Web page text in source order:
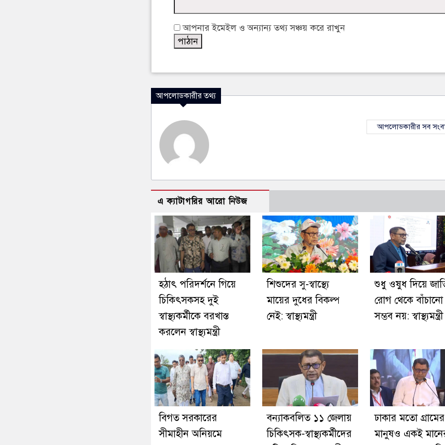
আপনার ইমেইল ও অন্যান্য তথ্য সঞ্চয় করে রাখুন
আপলোডকারীর তথ্য
আপলোডকারীর সব
এ ক্যাটাগরির আরো নিউজ
হঠাৎ পরিদর্শনে গিয়ে
চিকিৎসকসহ দুই
স্বাস্থ্যকর্মীকে বরখাস্ত
করলেন স্বাস্থ্যমন্ত্রী
শিশুদের সু-স্বাস্থ্যে
মায়ের দুধের বিকল্প
নেই: স্বাস্থ্যমন্ত্রী
শুধু ওষুধ দিয়ে
রোগ থেকে বাঁচানো
সম্ভব নয়: স্বাস্থ্যমন্ত্রী
বিগত সরকারের
সীমাহীন অনিয়মে
বন্যাকবলিত ১১ জেলায়
চিকিৎসক-স্বাস্থ্যকর্মীদের
ঢাকার মতো গ্রামের
মানুষও একই